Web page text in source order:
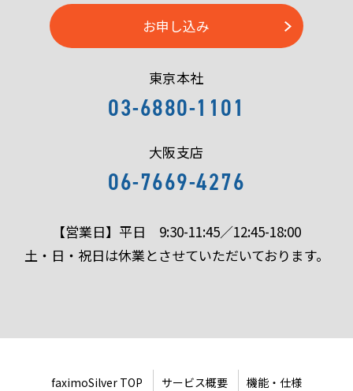
お申し込み
東京本社
03-6880-1101
大阪支店
06-7669-4276
【営業日】平日 9:30-11:45／12:45-18:00
土・日・祝日は休業とさせていただいております。
faximoSilver TOP サービス概要 機能・仕様